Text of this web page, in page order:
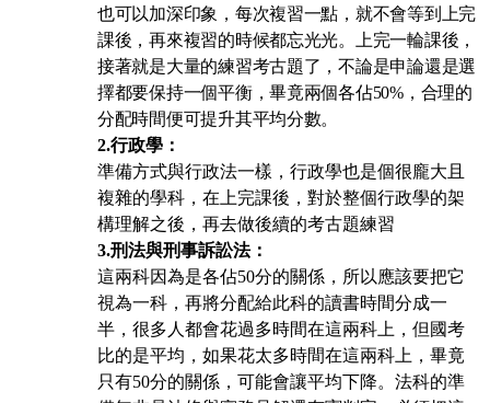
也可以加深印象，每次複習一點，就不會等到上完
課後，再來複習的時候都忘光光。上完一輪課後，
接著就是大量的練習考古題了，不論是申論還是選
擇都要保持一個平衡，畢竟兩個各佔50%，合理的
分配時間便可提升其平均分數。
2.行政學：
準備方式與行政法一樣，行政學也是個很龐大且
複雜的學科，在上完課後，對於整個行政學的架
構理解之後，再去做後續的考古題練習
3.刑法與刑事訴訟法：
這兩科因為是各佔50分的關係，所以應該要把它
視為一科，再將分配給此科的讀書時間分成一
半，很多人都會花過多時間在這兩科上，但國考
比的是平均，如果花太多時間在這兩科上，畢竟
只有50分的關係，可能會讓平均下降。法科的準